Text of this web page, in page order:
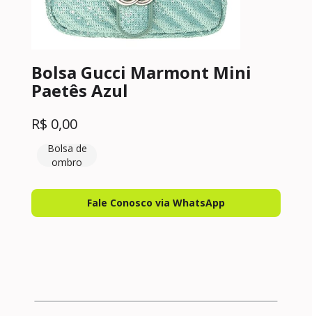
Bolsa Gucci Marmont Mini
Paetês Azul
R$ 0,00
Bolsa de
ombro
Fale Conosco via WhatsApp